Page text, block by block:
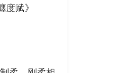
赋》